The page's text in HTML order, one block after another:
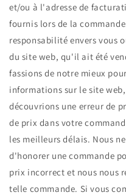
et/ou à l'adresse de
fournis lors de la
responsabilité envers vous
du site web, qu'il ait été
fassions de notre mieux
informations sur le site
découvrions une erreur de
de prix dans votre
les meilleurs délais. Nous
d'honorer une commande
prix incorrect et nous nous
telle commande. Si vous